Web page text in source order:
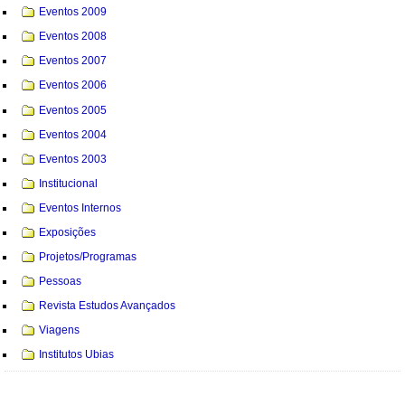
Eventos 2009
Eventos 2008
Eventos 2007
Eventos 2006
Eventos 2005
Eventos 2004
Eventos 2003
Institucional
Eventos Internos
Exposições
Projetos/Programas
Pessoas
Revista Estudos Avançados
Viagens
Institutos Ubias